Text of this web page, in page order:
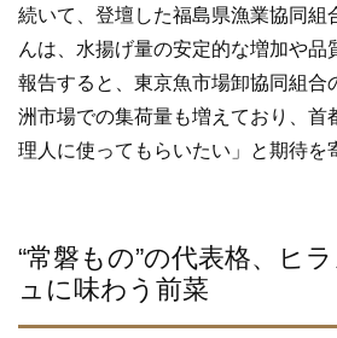
続いて、登壇した福島県漁業協同組
んは、水揚げ量の安定的な増加や品
報告すると、東京魚市場卸協同組合
洲市場での集荷量も増えており、首
理人に使ってもらいたい」と期待を
“常磐もの”の代表格、ヒ
ュに味わう前菜